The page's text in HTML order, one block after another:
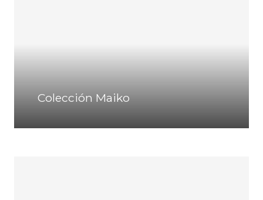
Colección Maiko